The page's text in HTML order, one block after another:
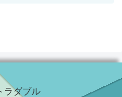
ラダブル